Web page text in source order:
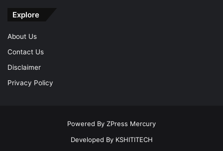
Explore
About Us
Contact Us
Disclaimer
Privacy Policy
Powered By ZPress Mercury
Developed By KSHITITECH